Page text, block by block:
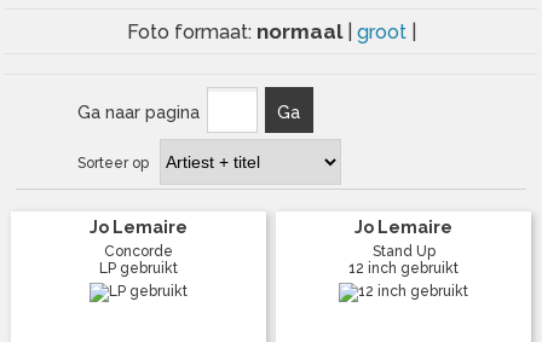
Foto formaat: normaal groot
Ga naar pagina Ga
Sorteer op
Jo Lemaire
Concorde
LP gebruikt
Jo Lemaire
Stand Up
12 inch gebruikt